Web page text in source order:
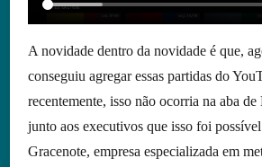
A novidade dentro da novidade é que,
conseguiu agregar essas partidas do
recentemente, isso não ocorria na aba
junto aos executivos que isso foi possível
Gracenote, empresa especializada em